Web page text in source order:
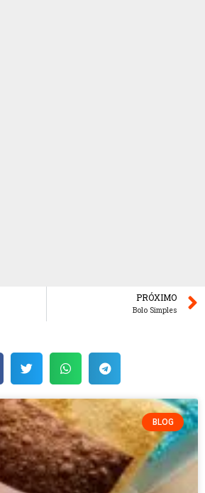
PRÓXIMO
Bolo Simples
BLOG